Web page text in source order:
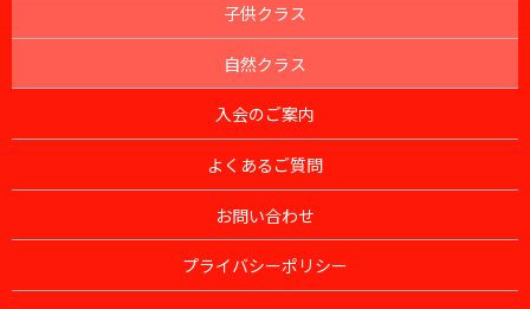
子供クラス
自然クラス
入会のご案内
よくあるご質問
お問い合わせ
プライバシーポリシー